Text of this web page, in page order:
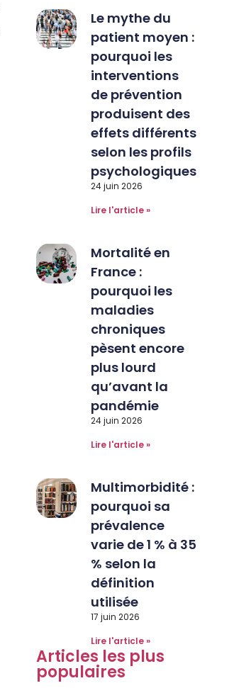
Le mythe du
patient moyen :
pourquoi les
interventions
de prévention
produisent des
effets différents
selon les profils
psychologiques
24 juin 2026
Lire l'article »
Mortalité en
France :
pourquoi les
maladies
chroniques
pèsent encore
plus lourd
qu’avant la
pandémie
24 juin 2026
Lire l'article »
Multimorbidité :
pourquoi sa
prévalence
varie de 1 % à 35
% selon la
définition
utilisée
17 juin 2026
Lire l'article »
Articles les plus
populaires